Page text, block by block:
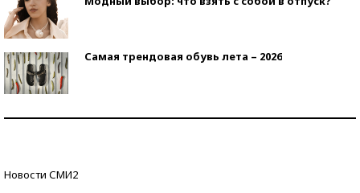
Самая трендовая обувь лета – 2026
Новости СМИ2